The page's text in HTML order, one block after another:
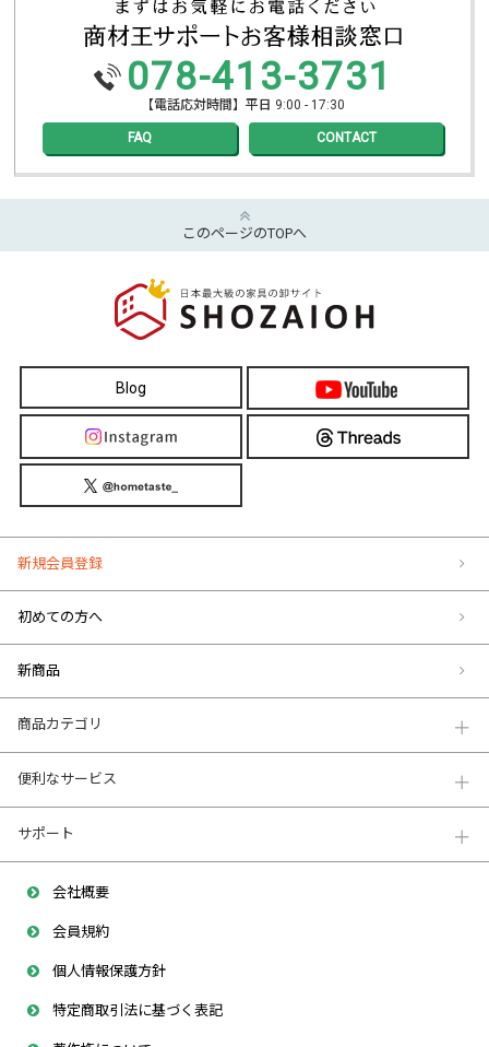
078-413-3731
【電話応対時間】平日 9:00 - 17:30
FAQ CONTACT
このページのTOPへ
Blog
新規会員登録
初めての方へ
新商品
商品カテゴリ
便利なサービス
サポート
会社概要
会員規約
個人情報保護方針
特定商取引法に基づく表記